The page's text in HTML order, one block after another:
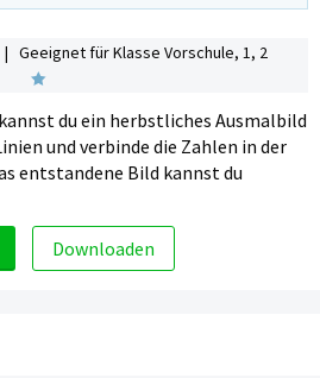
Geeignet für Klasse Vorschule, 1, 2
du ein herbstliches Ausmalbild
und verbinde die Zahlen in der
entstandene Bild kannst du
Downloaden